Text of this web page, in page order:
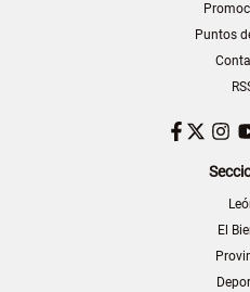
Puntos
El